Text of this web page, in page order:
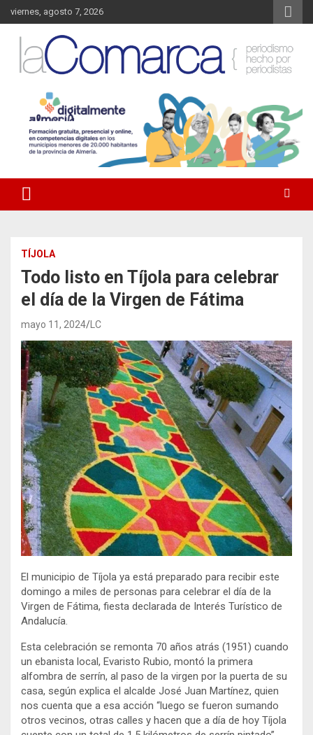
Saltar
al
contenido
viernes, agosto 7, 2026
La Comarca – Noticias del
Almanzora
Almanzora y sus localidades.
TÍJOLA
Todo listo en Tíjola para celebrar
el día de la Virgen de Fátima
mayo 11, 2024 LC
El municipio de Tíjola ya está preparado para recibir este
domingo a miles de personas para celebrar el día de la
Virgen de Fátima, fiesta declarada de Interés Turístico de
Andalucía.
Esta celebración se remonta 70 años atrás (1951) cuando
un ebanista local, Evaristo Rubio, montó la primera
alfombra de serrín, al paso de la virgen por la puerta de su
casa, según explica el alcalde José Juan Martínez, quien
nos cuenta que a esa acción “luego se fueron sumando
otros vecinos, otras calles y hacen que a día de hoy Tíjola